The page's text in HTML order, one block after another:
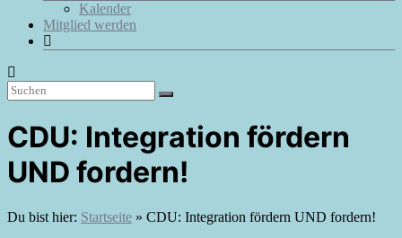
Kalender
Mitglied werden
CDU: Integration fördern
UND fordern!
Du bist hier: Startseite » CDU: Integration fördern UND fordern!